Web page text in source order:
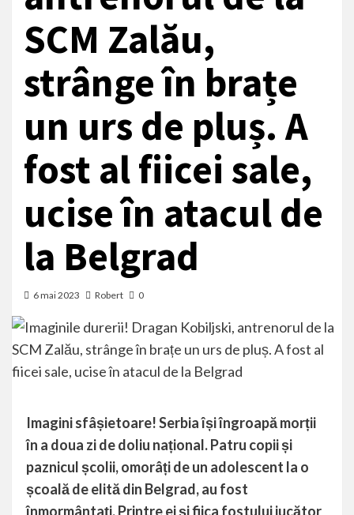
SCM Zalău,
strânge în brațe
un urs de pluș. A
fost al fiicei sale,
ucise în atacul de
la Belgrad
6 mai 2023 Robert 0
Imagini sfâșietoare! Serbia își îngroapă morții
în a doua zi de doliu național. Patru copii și
paznicul școlii, omorâți de un adolescent la o
școală de elită din Belgrad, au fost
înmormântați. Printre ei și fiica fostului jucător